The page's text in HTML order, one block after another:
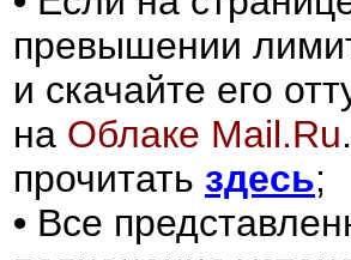
превышении
и скачайте его
на Облаке Mail.Ru.
прочитать здесь;
• Все